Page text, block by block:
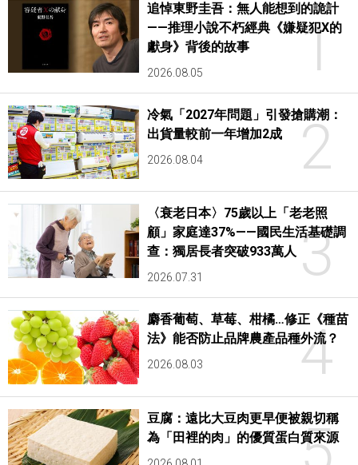
1
追悼東野圭吾：無人能想到的詭計
——推理小說不朽經典《嫌疑犯X的
獻身》背後的故事
2026.08.05
2
冷氣「2027年問題」引發搶購潮：
出貨量較前一年增加2成
2026.08.04
3
〈衰老日本〉75歲以上「老老照
顧」家庭達37%——國民生活基礎調
查：獨居長者突破933萬人
2026.07.31
4
麝香葡萄、草莓、柑橘…修正《種苗
法》能否防止品牌農產品種外流？
2026.08.03
豆腐：遠比大豆肉更早便被親切稱
為「田裡的肉」的優質蛋白質來源